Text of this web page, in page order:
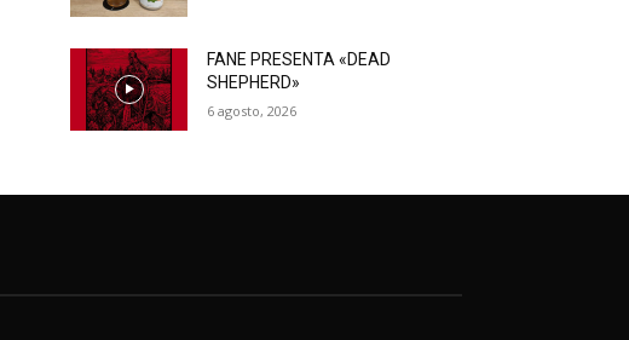
FANE PRESENTA «DEAD
SHEPHERD»
6 agosto, 2026